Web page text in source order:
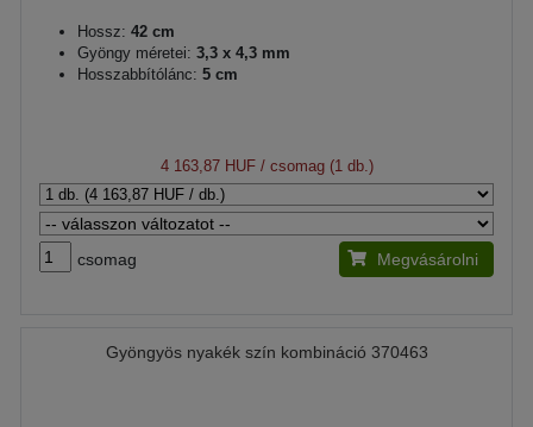
Hossz: 42 cm
Gyöngy méretei: 3,3 x 4,3 mm
Hosszabbítólánc: 5 cm
4 163,87 HUF/ csomag (1 db.)
csomag Megvásárolni
Gyöngyös nyakék szín kombináció 370463